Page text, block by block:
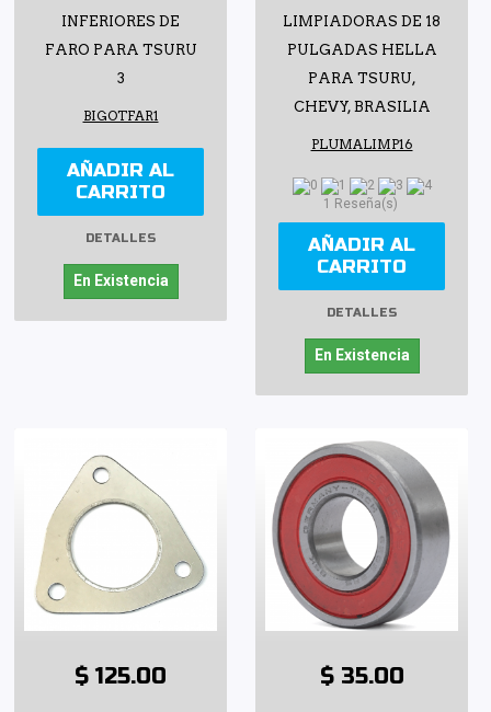
INFERIORES DE
FARO PARA TSURU
3
BIGOTFAR1
AÑADIR AL
CARRITO
DETALLES
En Existencia
LIMPIADORAS DE 18
PULGADAS HELLA
PARA TSURU,
CHEVY, BRASILIA
PLUMALIMP16
1 Reseña(s)
AÑADIR AL
CARRITO
DETALLES
En Existencia
$ 125.00 $ 35.00